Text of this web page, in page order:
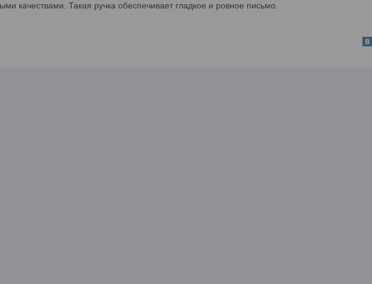
качествами. Такая ручка обеспечивает гладкое и ровное письмо.